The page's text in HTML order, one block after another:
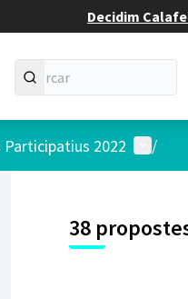
Decidim
2022 Menú
/
38